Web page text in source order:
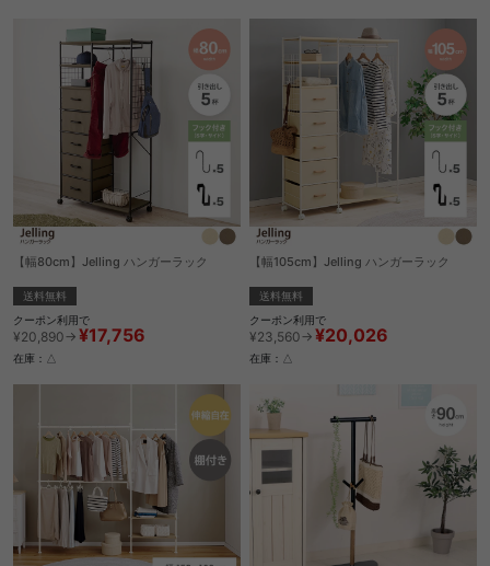
【幅80cm】Jelling ハンガーラック
送料無料
クーポン利用で
¥20,890→ ¥17,756
在庫：△
【幅105cm】Jelling ハンガーラック
送料無料
クーポン利用で
¥23,560→ ¥20,026
在庫：△